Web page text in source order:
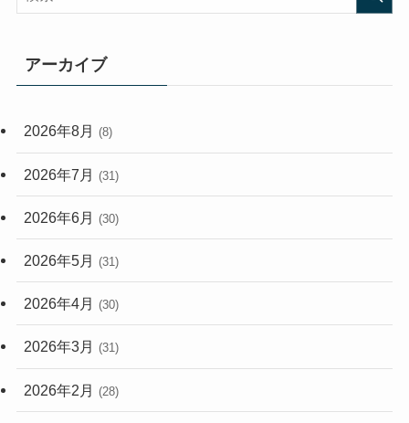
(33)
(248)
アーカイブ
2026年8月 (8)
2026年7月 (31)
2026年6月 (30)
2026年5月 (31)
2026年4月 (30)
2026年3月 (31)
2026年2月 (28)